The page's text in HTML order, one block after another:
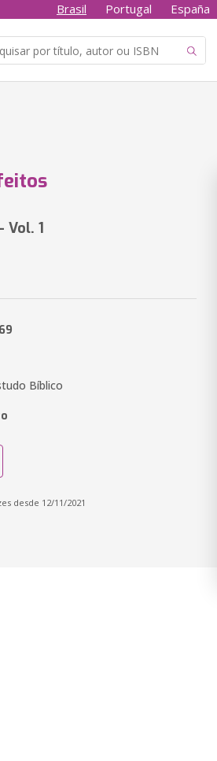
Brasil Portugal España
Vol. 1
Bíblico
desde 12/11/2021